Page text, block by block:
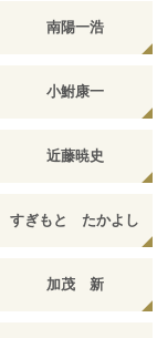
南陽一浩
小鮒康一
近藤暁史
すぎもと たかよし
加茂 新